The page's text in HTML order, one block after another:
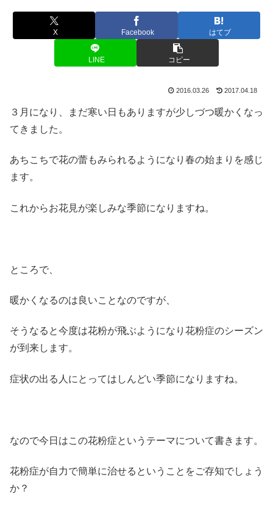
X Facebook はてブ
LINE コピー
2016.03.26 2017.04.18
３月になり、まだ寒い日もありますが少しづつ暖かくなっ
てきました。
あちこちで花の蕾もみられるようになり春の始まりを感じ
ます。
これからお花見が楽しみな季節になりますね。
ところで、
暖かくなるのは良いことなのですが、
そうなると今度は花粉が飛ぶようになり花粉症のシーズン
が到来します。
症状の出る人にとってはしんどい季節になりますね。
なので今日はこの花粉症というテーマについて書きます。
花粉症が自力で簡単に治せるということをご存知でしょう
か？